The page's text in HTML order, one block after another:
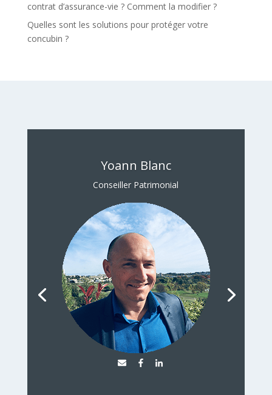
contrat d’assurance-vie ? Comment la modifier ?
Quelles sont les solutions pour protéger votre
concubin ?
Yoann Blanc
Conseiller Patrimonial